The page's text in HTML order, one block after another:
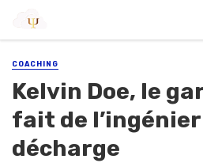
COACHING
Kelvin Doe, le
fait de
décharge